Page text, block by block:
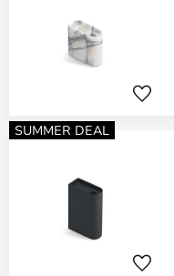
SUMMER DEAL